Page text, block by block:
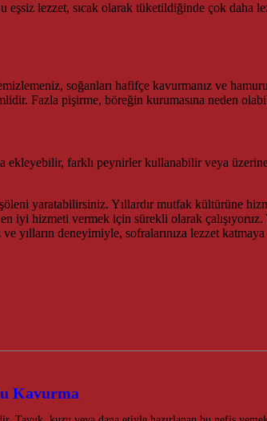
lezzet, sıcak olarak tüketildiğinde çok daha
soğanları hafifçe kavurmanız ve
Fazla pişirme, böreğin kurumasına neden
ekleyebilir, farklı peynirler kullanabilir veya
yaratabilirsiniz. Yıllardır mutfak kültürüne
hizmeti vermek için sürekli olarak çalışıyoruz.
deneyimiyle, sofralarınıza lezzet
Kavurma